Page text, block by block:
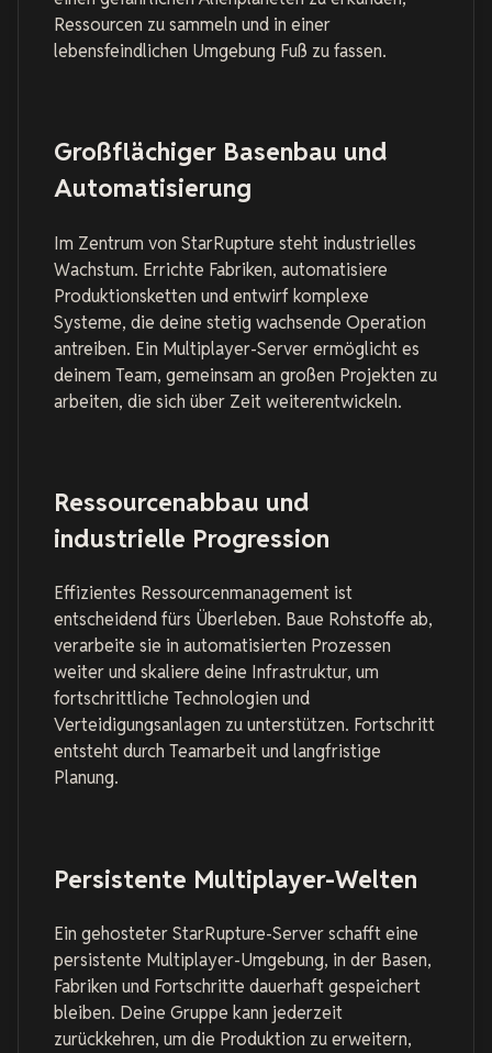
Ressourcen zu sammeln und in einer
lebensfeindlichen Umgebung Fuß zu fassen.
Großflächiger Basenbau und
Automatisierung
Im Zentrum von StarRupture steht industrielles
Wachstum. Errichte Fabriken, automatisiere
Produktionsketten und entwirf komplexe
Systeme, die deine stetig wachsende Operation
antreiben. Ein Multiplayer-Server ermöglicht es
deinem Team, gemeinsam an großen Projekten zu
arbeiten, die sich über Zeit weiterentwickeln.
Ressourcenabbau und
industrielle Progression
Effizientes Ressourcenmanagement ist
entscheidend fürs Überleben. Baue Rohstoffe ab,
verarbeite sie in automatisierten Prozessen
weiter und skaliere deine Infrastruktur, um
fortschrittliche Technologien und
Verteidigungsanlagen zu unterstützen. Fortschritt
entsteht durch Teamarbeit und langfristige
Planung.
Persistente Multiplayer-Welten
Ein gehosteter StarRupture-Server schafft eine
persistente Multiplayer-Umgebung, in der Basen,
Fabriken und Fortschritte dauerhaft gespeichert
bleiben. Deine Gruppe kann jederzeit
zurückkehren, um die Produktion zu erweitern,